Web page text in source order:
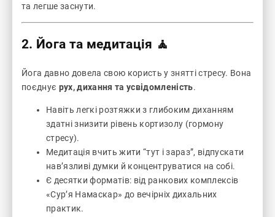
та легше заснути.
2. Йога та медитація 🧘
Йога давно довела свою користь у знятті стресу. Вона
поєднує рух, дихання та усвідомленість.
Навіть легкі розтяжки з глибоким диханням
здатні знизити рівень кортизолу (гормону
стресу).
Медитація вчить жити “тут і зараз”, відпускати
нав’язливі думки й концентруватися на собі.
Є десятки форматів: від ранкових комплексів
«Сур’я Намаскар» до вечірніх дихальних
практик.